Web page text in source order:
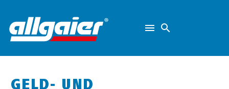
GELD- UND